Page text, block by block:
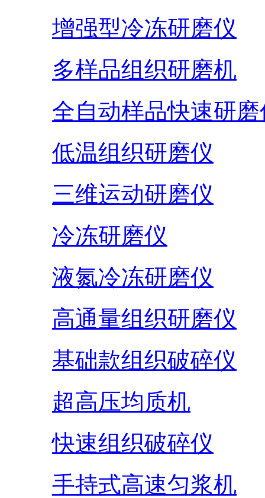
增强型冷冻研磨仪
多样品组织研磨机
全自动样品快速研磨
低温组织研磨仪
三维运动研磨仪
冷冻研磨仪
液氮冷冻研磨仪
高通量组织研磨仪
基础款组织破碎仪
超高压均质机
快速组织破碎仪
手持式高速匀浆机